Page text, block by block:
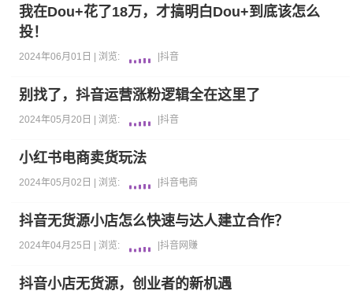
我在Dou+花了18万，才搞明白Dou+到底该怎么
投！
2024年06月01日 | 浏览: |抖音
别找了，抖音运营涨粉逻辑全在这里了
2024年05月20日 | 浏览: |抖音
小红书电商卖货玩法
2024年05月02日 | 浏览: |抖音电商
抖音无货源小店怎么快速与达人建立合作？
2024年04月25日 | 浏览: |抖音网赚
抖音小店无货源，创业者的新机遇